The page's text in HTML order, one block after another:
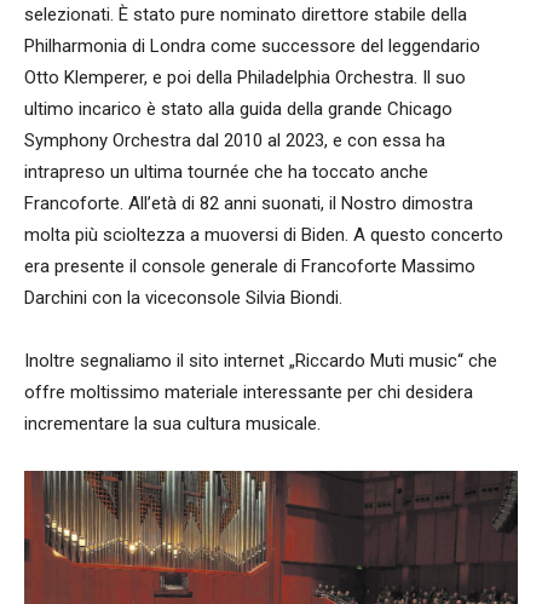
selezionati. È stato pure nominato direttore stabile della
Philharmonia di Londra come successore del leggendario
Otto Klemperer, e poi della Philadelphia Orchestra. Il suo
ultimo incarico è stato alla guida della grande Chicago
Symphony Orchestra dal 2010 al 2023, e con essa ha
intrapreso un ultima tournée che ha toccato anche
Francoforte. All’età di 82 anni suonati, il Nostro dimostra
molta più scioltezza a muoversi di Biden. A questo concerto
era presente il console generale di Francoforte Massimo
Darchini con la viceconsole Silvia Biondi.
Inoltre segnaliamo il sito internet „Riccardo Muti music“ che
offre moltissimo materiale interessante per chi desidera
incrementare la sua cultura musicale.